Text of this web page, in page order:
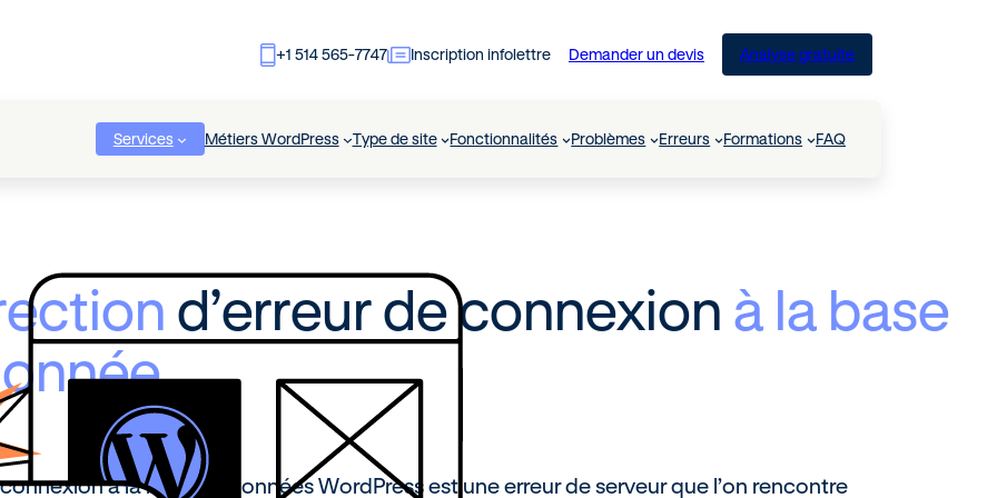
+1 514 565-7747 Inscription infolettre Demander un devis Analyse gratuite
Services Métiers WordPress Type de site Fonctionnalités Problèmes Erreurs Formations FAQ
d’erreur de connexion à la base
connexion à la base de données WordPress est une erreur de serveur que l’on rencontre